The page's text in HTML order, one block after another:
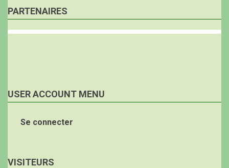
PARTENAIRES
USER ACCOUNT MENU
Se connecter
VISITEURS